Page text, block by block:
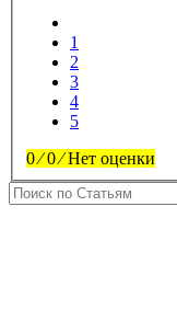
1
2
3
4
5
0⁄0⁄Нет оценки